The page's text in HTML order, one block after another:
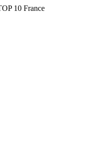
10 France